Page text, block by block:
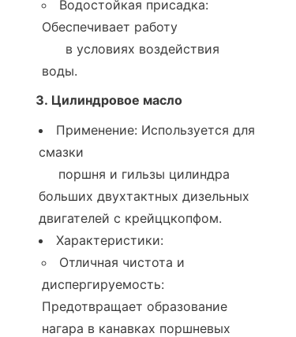
Водостойкая присадка:
Обеспечивает работу
воды.
3. Цилиндровое масло
Применение: Используется для
смазки
больших двухтактных дизельных
двигателей с крейццкопфом.
Характеристики:
Отличная чистота и
диспергируемость:
Предотвращает образование
нагара в канавках поршневых